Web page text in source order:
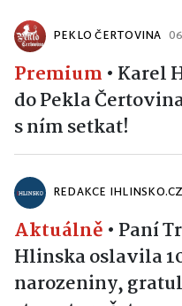
PEKLO ČERTOVINA
Premium • Karel
do Pekla
s ním setkat!
REDAKCE IHLINSKO.CZ
Aktuálně • Paní
Hlinska oslavila
narozeniny,